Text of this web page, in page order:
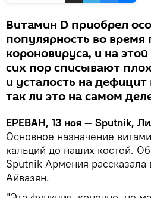
Витамин D приобрел
популярность во время
короновируса, и на
сих пор списывают
и усталость на
так ли это на самом
ЕРЕВАН, 13 ноя — Sputnik,
Основное назначение
кальций до наших костей.
Sputnik Армения рассказала
Айвазян.